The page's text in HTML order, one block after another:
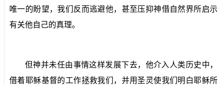
唯一的盼望，我们反而逃避他，甚至压抑神借自然界所启示
有关他自己的真理。
但神并未任由事情这样发展下去，他介入人类历史中，
借着耶稣基督的工作拯救我们，并用圣灵使我们明白耶稣所